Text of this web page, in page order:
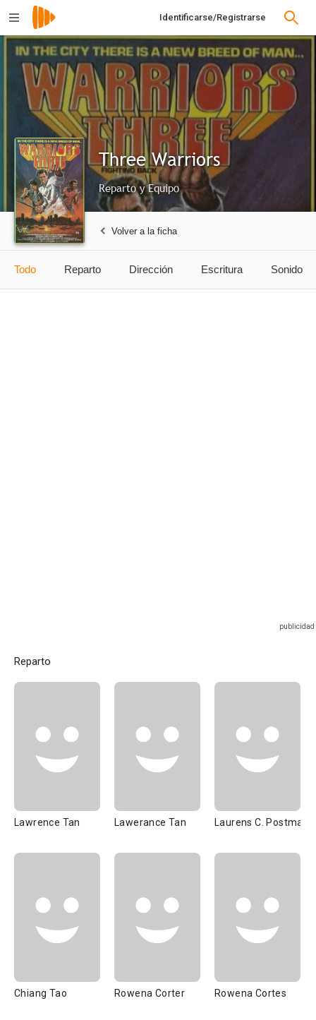
Identificarse/Registrarse
Three Warriors
Reparto y Equipo
Volver a la ficha
Todo Reparto Dirección Escritura Sonido
Reparto
Lawrence Tan Lawerance Tan Laurens C. Postma
Chiang Tao Rowena Corter Rowena Cortes